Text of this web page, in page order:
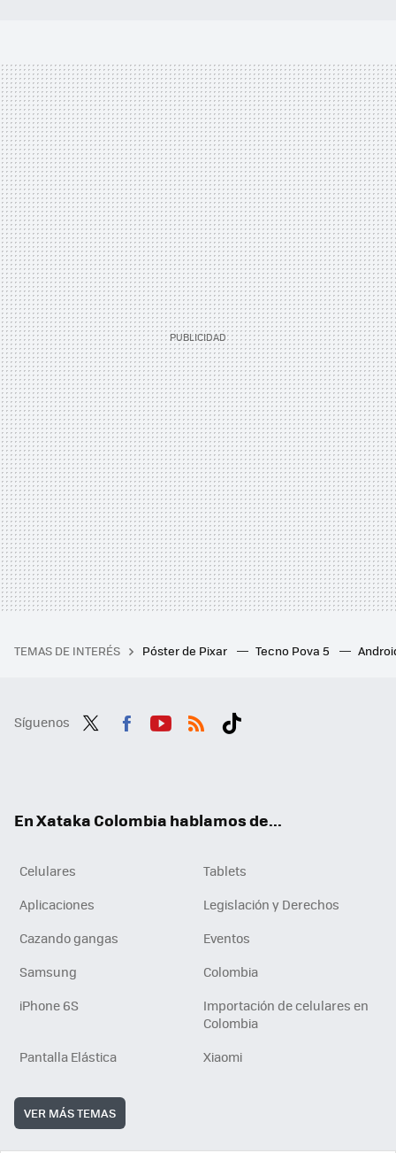
TEMAS DE INTERÉS Póster de Pixar Tecno Pova 5
Síguenos
En Xataka Colombia hablamos de...
Celulares
Tablets
Aplicaciones
Legislación y Derechos
Cazando gangas
Eventos
Samsung
Colombia
iPhone 6S
Importación de celulares en
Colombia
Pantalla Elástica
Xiaomi
VER MÁS TEMAS